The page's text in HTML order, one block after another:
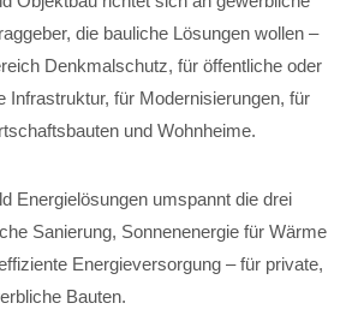
die bauliche Lösungen wollen –
Denkmalschutz, für öffentliche oder
Infrastruktur, für Modernisierungen, für
und Wohnheime.
Energielösungen umspannt die drei
Sanierung, Sonnenenergie für Wärme
Energieversorgung – für private,
Bauten.